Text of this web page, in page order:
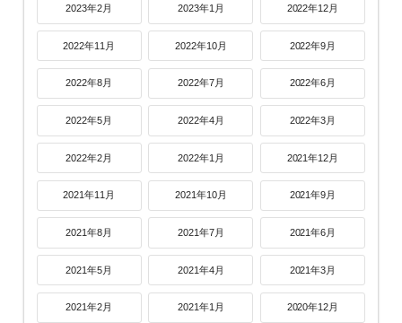
2023年2月 2023年1月 2022年12月
2022年11月 2022年10月 2022年9月
2022年8月 2022年7月 2022年6月
2022年5月 2022年4月 2022年3月
2022年2月 2022年1月 2021年12月
2021年11月 2021年10月 2021年9月
2021年8月 2021年7月 2021年6月
2021年5月 2021年4月 2021年3月
2021年2月 2021年1月 2020年12月